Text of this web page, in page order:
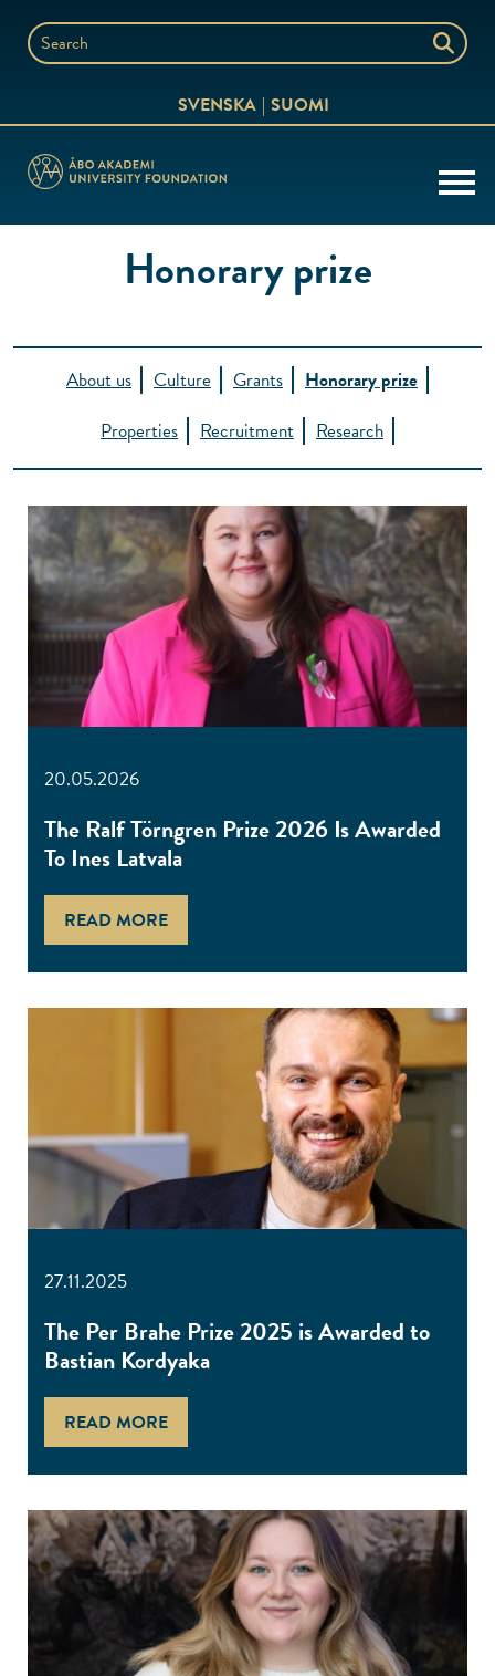
contentSearch
SVENSKA SUOMI
Honorary prize
About us Culture Grants
Honorary prize
Properties
Recruitment Research
20.05.2026
The Ralf Törngren Prize 2026 Is Awarded
To Ines Latvala
READ MORE
27.11.2025
The Per Brahe Prize 2025 is Awarded to
Bastian Kordyaka
READ MORE